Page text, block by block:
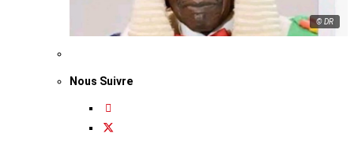
© DR
Nous Suivre